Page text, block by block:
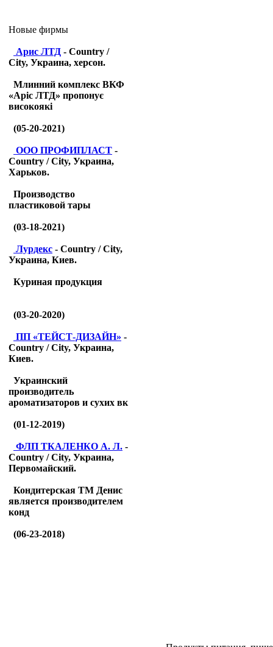
Новые фирмы
Арис ЛТД - Country /
City, Украина, херсон.
Млинний комплекс ВКФ
«Аріс ЛТД» пропонує
високоякі
(05-20-2021)
ООО ПРОФИПЛАСТ -
Country / City, Украина,
Харьков.
Производство
пластиковой тары
(03-18-2021)
Лурдекс - Country / City,
Украина, Киев.
Куриная продукция
(03-20-2020)
ПП «ТЕЙСТ-ДИЗАЙН» -
Country / City, Украина,
Киев.
Украинский
производитель
ароматизаторов и сухих вк
(01-12-2019)
ФЛП ТКАЛЕНКО А. Л. -
Country / City, Украина,
Первомайский.
Кондитерская ТМ Денис
является производителем
конд
(06-23-2018)